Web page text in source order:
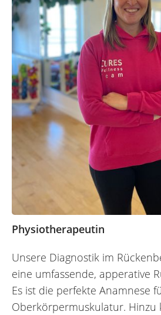
Physiotherapeutin
Unsere Diagnostik im
eine umfassende, apperative
Es ist die perfekte Anamnese
Oberkörper­muskulatur. Hinzu